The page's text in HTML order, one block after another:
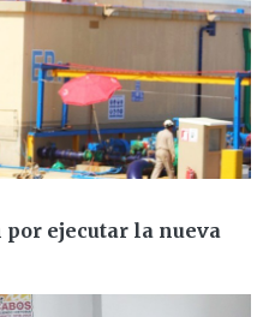
ejecutar la nueva